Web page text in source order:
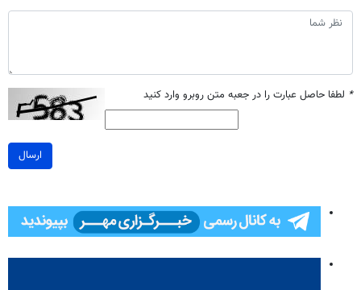
* لطفا حاصل عبارت را در جعبه متن روبرو وارد کنید
ارسال